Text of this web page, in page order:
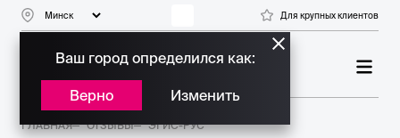
Для крупных клиентов
БИТРИКС24
ГЛАВНАЯ ОТЗЫВЫ ЭГИС-РУС
Ваш город определился как:
Верно Изменить